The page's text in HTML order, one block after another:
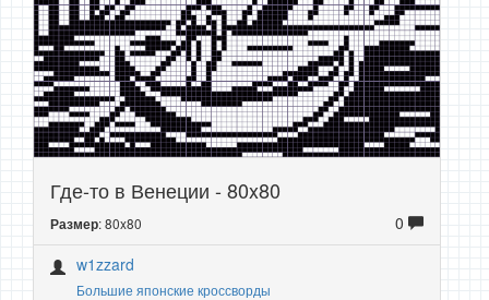
Где-то в Венеции - 80x80
Размер: 80x80
0
w1zzard
Большие японские кроссворды